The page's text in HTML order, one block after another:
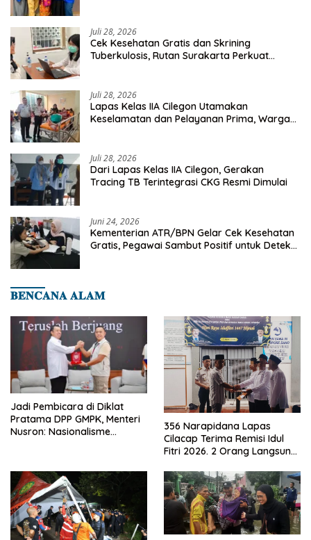
Juli 28, 2026
Cek Kesehatan Gratis dan Skrining
Tuberkulosis, Rutan Surakarta Perkuat
Juli 28, 2026
Lapas Kelas IIA Cilegon Utamakan
Keselamatan dan Pelayanan Prima, Warga
Juli 28, 2026
Dari Lapas Kelas IIA Cilegon, Gerakan
Tracing TB Terintegrasi CKG Resmi Dimulai
Juni 24, 2026
Kementerian ATR/BPN Gelar Cek Kesehatan
Gratis, Pegawai Sambut Positif untuk Deteksi
𝐁𝐄𝐍𝐂𝐀𝐍𝐀 𝐀𝐋𝐀𝐌
Jadi Pembicara di Diklat
Pratama DPP GMPK, Menteri
Nusron: Nasionalisme
356 Narapidana Lapas
Cilacap Terima Remisi Idul
Fitri 2026. 2 Orang Langsung